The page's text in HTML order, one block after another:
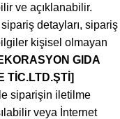
ve açıklanabilir.
detayları, sipariş
kişisel olmayan
GIDA
TİC.LTD.ŞTİ ]
siparişin iletilme
veya İnternet